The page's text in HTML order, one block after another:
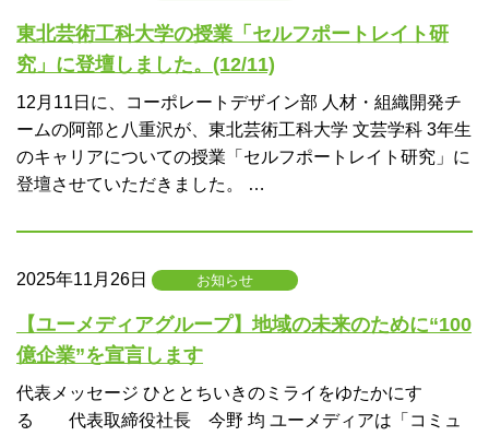
東北芸術工科大学の授業「セルフポートレイト研
究」に登壇しました。(12/11)
12月11日に、コーポレートデザイン部 人材・組織開発チ
ームの阿部と八重沢が、東北芸術工科大学 文芸学科 3年生
のキャリアについての授業「セルフポートレイト研究」に
登壇させていただきました。 …
2025年11月26日 お知らせ
【ユーメディアグループ】地域の未来のために“100
億企業”を宣言します
代表メッセージ ひととちいきのミライをゆたかにす
る 代表取締役社長 今野 均 ユーメディアは「コミュ